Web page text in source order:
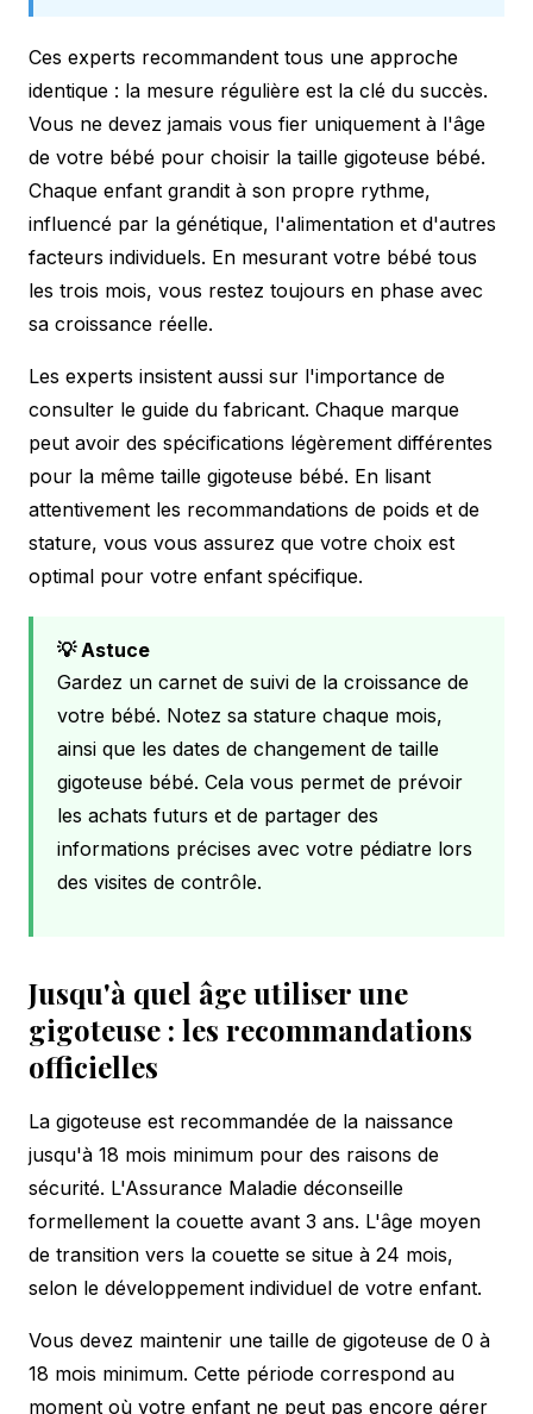
Ces experts recommandent tous une approche
identique : la mesure régulière est la clé du succès.
Vous ne devez jamais vous fier uniquement à l'âge
de votre bébé pour choisir la taille gigoteuse bébé.
Chaque enfant grandit à son propre rythme,
influencé par la génétique, l'alimentation et d'autres
facteurs individuels. En mesurant votre bébé tous
les trois mois, vous restez toujours en phase avec
sa croissance réelle.
Les experts insistent aussi sur l'importance de
consulter le guide du fabricant. Chaque marque
peut avoir des spécifications légèrement différentes
pour la même taille gigoteuse bébé. En lisant
attentivement les recommandations de poids et de
stature, vous vous assurez que votre choix est
optimal pour votre enfant spécifique.
💡 Astuce
Gardez un carnet de suivi de la croissance de
votre bébé. Notez sa stature chaque mois,
ainsi que les dates de changement de taille
gigoteuse bébé. Cela vous permet de prévoir
les achats futurs et de partager des
informations précises avec votre pédiatre lors
des visites de contrôle.
Jusqu'à quel âge utiliser une
gigoteuse : les recommandations
officielles
La gigoteuse est recommandée de la naissance
jusqu'à 18 mois minimum pour des raisons de
sécurité. L'Assurance Maladie déconseille
formellement la couette avant 3 ans. L'âge moyen
de transition vers la couette se situe à 24 mois,
selon le développement individuel de votre enfant.
Vous devez maintenir une taille de gigoteuse de 0 à
18 mois minimum. Cette période correspond au
moment où votre enfant ne peut pas encore gérer